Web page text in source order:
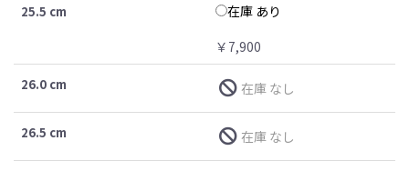
25.5 cm
在庫 あり
￥7,900
26.0 cm 在庫 なし
26.5 cm 在庫 なし